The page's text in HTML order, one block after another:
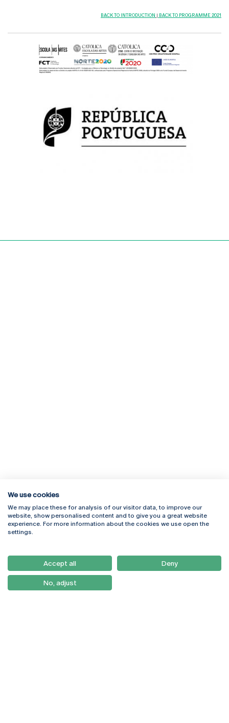
BACK TO INTRODUCTION | BACK TO PROGRAMME 2021
Rua Diogo Botelho 1327
4169-005 Porto
+351 226 196 240
Campus Online
Webmail
Como Chegar
Newsletter
We use cookies
We may place these for analysis of our visitor data, to improve our
website, show personalised content and to give you a great website
experience. For more information about the cookies we use open the
settings.
Accept all Deny
No, adjust